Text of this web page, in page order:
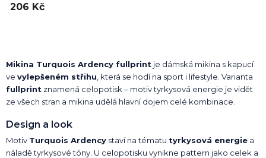
206 Kč
Mikina Turquois Ardency fullprint je dámská mikina s kapucí
ve vylepšeném střihu , která se hodí na sport i lifestyle. Varianta
fullprint znamená celopotisk – motiv tyrkysová energie je vidět
ze všech stran a mikina udělá hlavní dojem celé kombinace.
Design a look
Motiv Turquois Ardency staví na tématu tyrkysová energie a
náladě tyrkysové tóny. U celopotisku vynikne pattern jako celek a